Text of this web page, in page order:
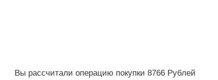
Вы рассчитали операцию покупки 8766 Рублей